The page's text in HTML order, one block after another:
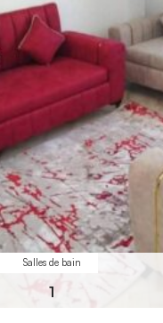
Salles de bain
1